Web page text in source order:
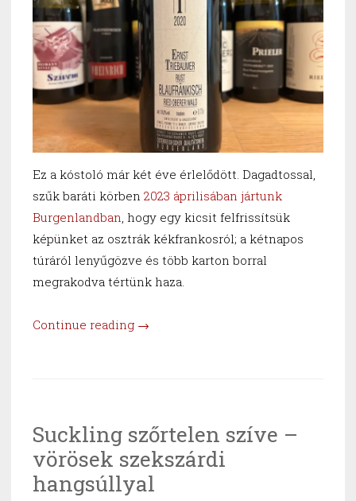
Ez a kóstoló már két éve érlelődött. Dagadtossal,
szűk baráti körben 2023 áprilisában jártunk
Burgenlandban , hogy egy kicsit felfrissítsük
képünket az osztrák kékfrankosról; a kétnapos
túráról lenyűgözve és több karton borral
megrakodva tértünk haza.
Continue reading “Osztrák
→
Suckling szőrtelen szíve –
vörösek szekszárdi
hangsúllyal